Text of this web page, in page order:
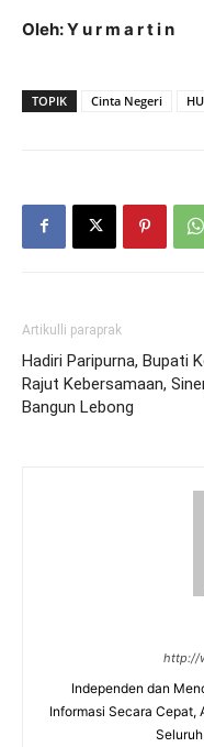
Oleh: Y u r m a r t i n
TOPIK Cinta Negeri
Artikulli paraprak
Hadiri Paripurna, Bupati
Rajut Kebersamaan,
Bangun Lebong
http://
Independen dan
Informasi Secara Cepat,